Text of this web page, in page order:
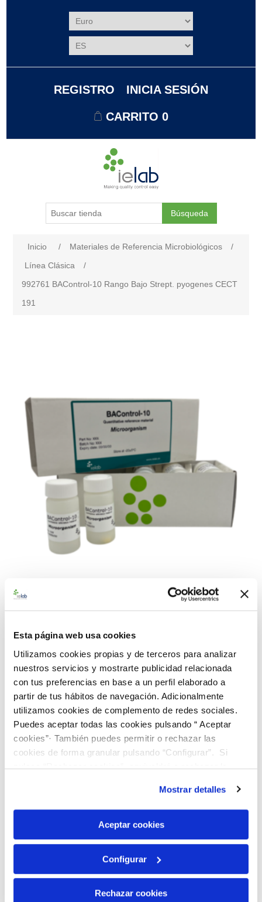
Esta página web usa cookies
Utilizamos cookies propias y de terceros para analizar
nuestros servicios y mostrarte publicidad relacionada
con tus preferencias en base a un perfil elaborado a
partir de tus hábitos de navegación. Adicionalmente
utilizamos cookies de complemento de redes sociales.
Puedes aceptar todas las cookies pulsando “ Aceptar
cookies”· También puedes permitir o rechazar las
cookies de forma granular pulsando “Configurar”. Si
pulsas “Rechazar cookies”, equivaldrá a rechazar la
son indispensables para que el sitio web funcione y que
por tanto no se pueden desactivar. Puedes consultar
más información en nuestraPolítica de Cookies
Mostrar detalles
Aceptar cookies
Configurar
Rechazar cookies
REGISTRO INICIA SESIÓN
CARRITO 0
Búsqueda
Inicio / Materiales de Referencia Microbiológicos
/
Línea Clásica
/
992761 BAControl-10 Rango Bajo Strept. pyogenes CECT
191
992761 BAControl-10 Rango
Bajo Strept. pyogenes CECT
191
Material de referencia microbiológico cuantitativo de
Streptococcus pyogenes CECT 191. Suministrado en una caja
BAControl-10 de 10 viales, conteniendo 1 pastilla por vial.
Rango de concentración bajo (<100 ufc/pastilla)
226,00 €